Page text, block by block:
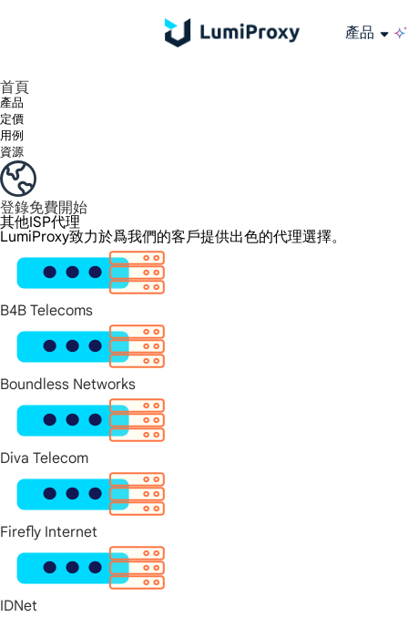
產品
首頁
產品
定價
用例
資源
登錄免費開始
其他ISP代理
LumiProxy致力於爲我們的客戶提供出色的代理選擇。
B4B Telecoms
Boundless Networks
Diva Telecom
Firefly Internet
IDNet